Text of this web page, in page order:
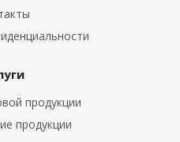
продукции
продукции